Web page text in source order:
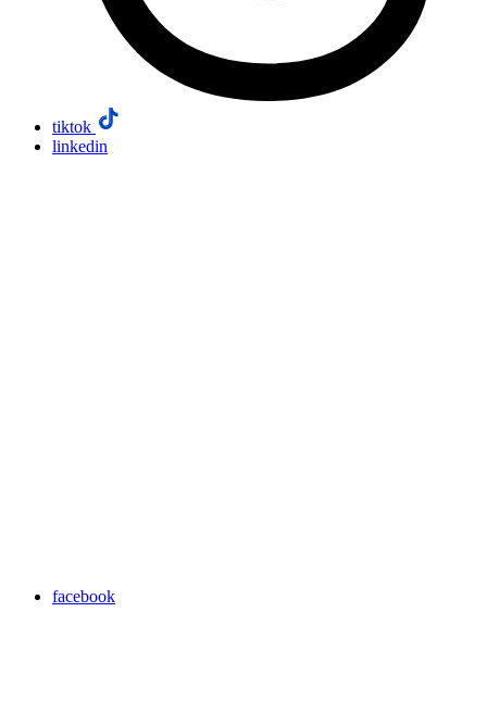
tiktok
linkedin
facebook